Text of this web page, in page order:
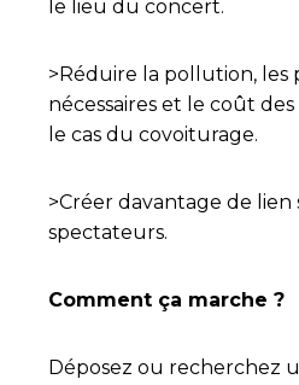
le lieu du concert.
>Réduire la pollution, les
nécessaires et le coût
le cas du covoiturage.
>Créer davantage de lien
spectateurs.
Comment ça marche ?
Déposez ou recherchez